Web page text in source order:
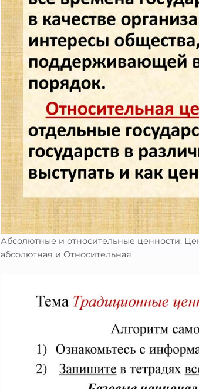
Абсолютные и относительные ценности.
абсолютная и Относительная